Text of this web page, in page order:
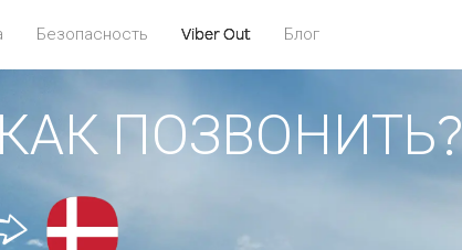
Безопасность Viber Out Блог
ПОЗВОНИТЬ?